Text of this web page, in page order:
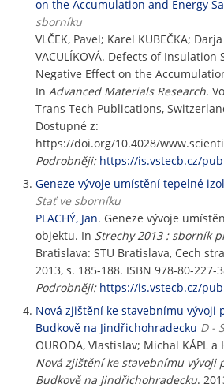
on the Accumulation and Energy
sborníku
VLČEK, Pavel; Karel KUBEČKA;
VACULÍKOVÁ. Defects of
Negative Effect on the
In Advanced Materials Research.
Trans Tech Publications,
Dostupné z:
https://doi.org/10.4028/
Podrobněji: https://is.vstecb.cz/
Geneze vývoje umístění tepelné
Stať ve sborníku
PLACHÝ, Jan. Geneze vývoje
objektu. In Strechy 2013 : sborník
Bratislava: STU Bratislava, Cech
2013, s. 185-188. ISBN 978-80-227-
Podrobněji: https://is.vstecb.cz/
Nová zjištění ke stavebnímu vývoji
Budkově na Jindřichohradecku D -
OURODA, Vlastislav; Michal KÁPL a
Nová zjištění ke stavebnímu vývoji
Budkově na Jindřichohradecku.